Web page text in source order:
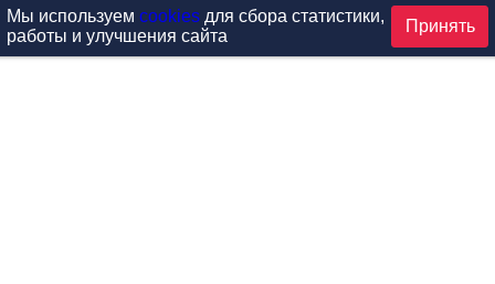
Мы используем cookiesдля сбора статистики,
работы и улучшения сайта
Принять